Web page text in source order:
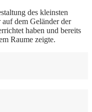
des kleinsten
dem Geländer der
haben und bereits
Raume zeigte.